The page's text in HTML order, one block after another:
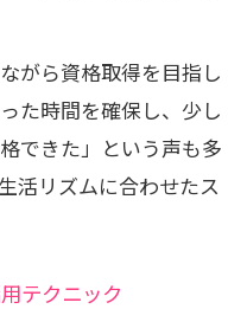
がら資格取得を目指し
た時間を確保し、少し
できた」という声も多
活リズムに合わせたス
テクニック